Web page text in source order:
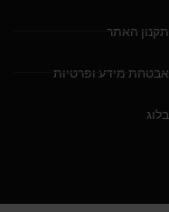
תקנון האתר
אבטחת מידע ופרטיות
בלוג